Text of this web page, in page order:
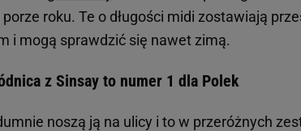
roku. Te o długości midi zostawiają
i mogą sprawdzić się nawet zimą.
z Sinsay to numer 1 dla Polek
noszą ją na ulicy i to w przeróżnych